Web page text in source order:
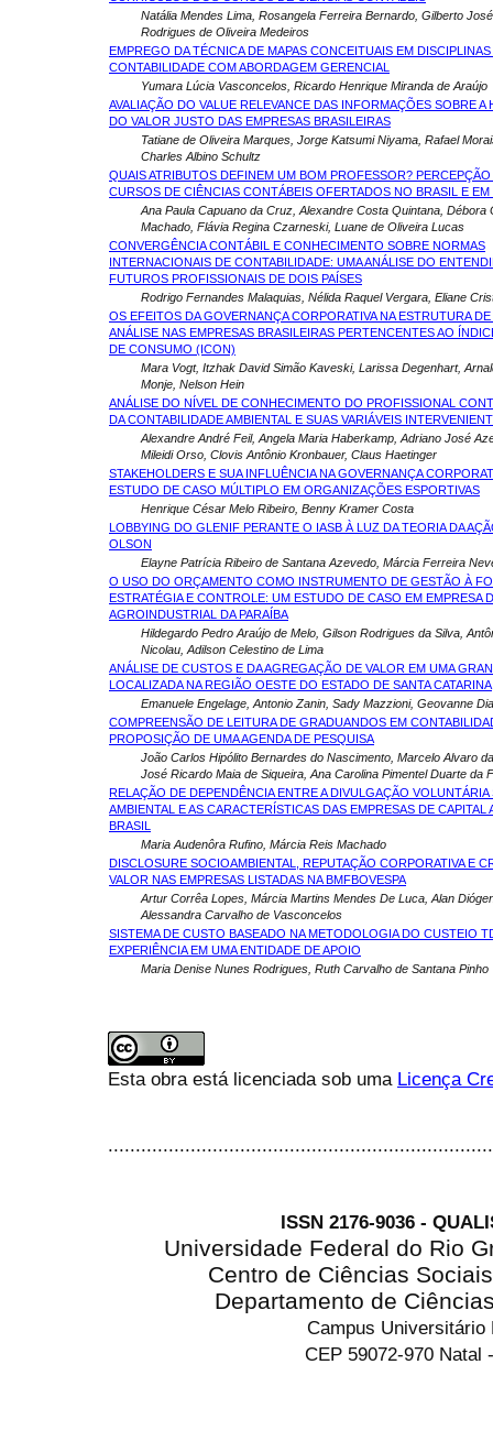
Natália Mendes Lima, Rosangela Ferreira Bernardo, Gilberto
Rodrigues de Oliveira Medeiros
EMPREGO DA TÉCNICA DE MAPAS CONCEITUAIS EM
CONTABILIDADE COM ABORDAGEM GERENCIAL
Yumara Lúcia Vasconcelos, Ricardo Henrique Miranda de Araújo
AVALIAÇÃO DO VALUE RELEVANCE DAS INFORMAÇÕES SOBRE A
DO VALOR JUSTO DAS EMPRESAS BRASILEIRAS
Tatiane de Oliveira Marques, Jorge Katsumi Niyama, Rafael
Charles Albino Schultz
QUAIS ATRIBUTOS DEFINEM UM BOM PROFESSOR?
CURSOS DE CIÊNCIAS CONTÁBEIS OFERTADOS NO BRASIL E
Ana Paula Capuano da Cruz, Alexandre Costa Quintana, Débora
Machado, Flávia Regina Czarneski, Luane de Oliveira Lucas
CONVERGÊNCIA CONTÁBIL E CONHECIMENTO SOBRE NORMAS
INTERNACIONAIS DE CONTABILIDADE: UMA ANÁLISE DO
FUTUROS PROFISSIONAIS DE DOIS PAÍSES
Rodrigo Fernandes Malaquias, Nélida Raquel Vergara, Eliane
OS EFEITOS DA GOVERNANÇA CORPORATIVA NA ESTRUTURA
ANÁLISE NAS EMPRESAS BRASILEIRAS PERTENCENTES AO
DE CONSUMO (ICON)
Mara Vogt, Itzhak David Simão Kaveski, Larissa Degenhart,
Monje, Nelson Hein
ANÁLISE DO NÍVEL DE CONHECIMENTO DO PROFISSIONAL
DA CONTABILIDADE AMBIENTAL E SUAS VARIÁVEIS
Alexandre André Feil, Angela Maria Haberkamp, Adriano José
Mileidi Orso, Clovis Antônio Kronbauer, Claus Haetinger
STAKEHOLDERS E SUA INFLUÊNCIA NA GOVERNANÇA
ESTUDO DE CASO MÚLTIPLO EM ORGANIZAÇÕES ESPORTIVAS
Henrique César Melo Ribeiro, Benny Kramer Costa
LOBBYING DO GLENIF PERANTE O IASB À LUZ DA TEORIA DA
OLSON
Elayne Patrícia Ribeiro de Santana Azevedo, Márcia Ferreira
O USO DO ORÇAMENTO COMO INSTRUMENTO DE GESTÃO À
ESTRATÉGIA E CONTROLE: UM ESTUDO DE CASO EM EMPRESA
AGROINDUSTRIAL DA PARAÍBA
Hildegardo Pedro Araújo de Melo, Gilson Rodrigues da Silva,
Nicolau, Adilson Celestino de Lima
ANÁLISE DE CUSTOS E DA AGREGAÇÃO DE VALOR EM UMA
LOCALIZADA NA REGIÃO OESTE DO ESTADO DE SANTA CATARINA
Emanuele Engelage, Antonio Zanin, Sady Mazzioni, Geovanne
COMPREENSÃO DE LEITURA DE GRADUANDOS EM
PROPOSIÇÃO DE UMA AGENDA DE PESQUISA
João Carlos Hipólito Bernardes do Nascimento, Marcelo Alvaro
José Ricardo Maia de Siqueira, Ana Carolina Pimentel Duarte da
RELAÇÃO DE DEPENDÊNCIA ENTRE A DIVULGAÇÃO VOLUNTÁRIA
AMBIENTAL E AS CARACTERÍSTICAS DAS EMPRESAS DE CAPITAL
BRASIL
Maria Audenôra Rufino, Márcia Reis Machado
DISCLOSURE SOCIOAMBIENTAL, REPUTAÇÃO CORPORATIVA E
VALOR NAS EMPRESAS LISTADAS NA BMFBOVESPA
Artur Corrêa Lopes, Márcia Martins Mendes De Luca, Alan
Alessandra Carvalho de Vasconcelos
SISTEMA DE CUSTO BASEADO NA METODOLOGIA DO CUSTEIO
EXPERIÊNCIA EM UMA ENTIDADE DE APOIO
Maria Denise Nunes Rodrigues, Ruth Carvalho de Santana Pinho
Esta obra está licenciada sob uma Licença
ISSN 2176-9036 -
Universidade Federal do Rio
Centro de Ciências
Departamento de
Campus Universitário
CEP 59072-970 Natal